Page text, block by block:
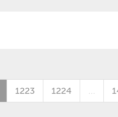
1223 1224 …